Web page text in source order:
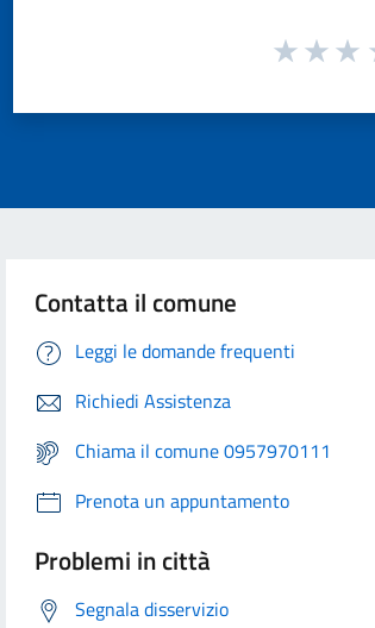
Contatta il comune
Leggi le domande frequenti
Richiedi Assistenza
Chiama il comune 0957970111
Prenota un appuntamento
Problemi in città
Segnala disservizio